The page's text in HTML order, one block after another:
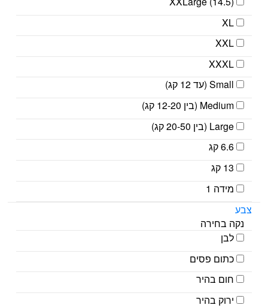
XL
XXL
XXXL
Small (עד 12 קג)
Medium (בין 12-20 קג)
Large (בין 20-50 קג)
6.6 קג
13 קג
מידה 1
צבע
נקה בחירה
לבן
כתום פסים
חום בהיר
ירוק בהיר